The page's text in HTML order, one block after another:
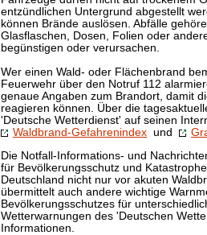
entzündlichen Untergrund abgestellt
können Brände auslösen. Abfälle
Glasflaschen, Dosen, Folien oder
begünstigen oder verursachen.
Wer einen Wald- oder Flächenbrand
Feuerwehr über den Notruf 112
genaue Angaben zum Brandort, damit
reagieren können. Über die
'Deutsche Wetterdienst' auf seinen
Waldbrand-Gefahrenindex und
Die Notfall-Informations- und
für Bevölkerungsschutz und
Deutschland nicht nur vor akuten
übermittelt auch andere wichtige
Bevölkerungsschutzes für
Wetterwarnungen des 'Deutschen
Informationen.